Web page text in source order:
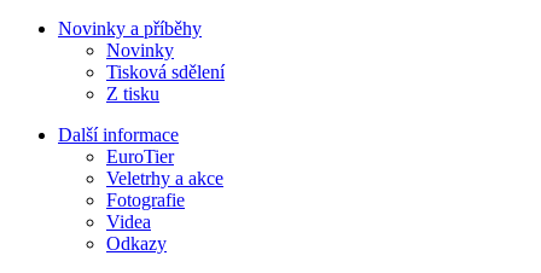
Novinky a příběhy
Novinky
Tisková sdělení
Z tisku
Další informace
EuroTier
Veletrhy a akce
Fotografie
Videa
Odkazy